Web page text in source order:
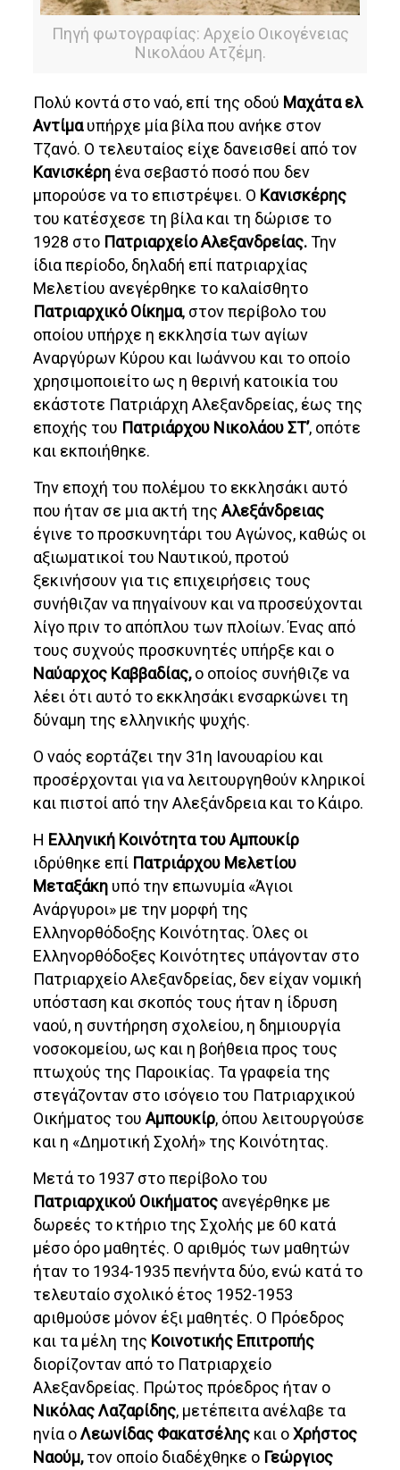
Πηγή φωτογραφίας: Αρχείο Οικογένειας
Νικολάου Ατζέμη.
Πολύ κοντά στο ναό, επί της οδού Μαχάτα ελ
Αντίμαυπήρχε μία βίλα που ανήκε στον
Τζανό. Ο τελευταίος είχε δανεισθεί από τον
Κανισκέρη ένα σεβαστό ποσό που δεν
μπορούσε να το επιστρέψει. Ο Κανισκέρης
του κατέσχεσε τη βίλα και τη δώρισε το
1928 στο Πατριαρχείο Αλεξανδρείας.Την
ίδια περίοδο, δηλαδή επί πατριαρχίας
Μελετίου ανεγέρθηκε το καλαίσθητο
Πατριαρχικό Οίκημα, στον περίβολο του
οποίου υπήρχε η εκκλησία των αγίων
Αναργύρων Κύρου και Ιωάννου και το οποίο
χρησιμοποιείτο ως η θερινή κατοικία του
εκάστοτε Πατριάρχη Αλεξανδρείας, έως της
εποχής του Πατριάρχου Νικολάου ΣΤ’, οπότε
και εκποιήθηκε.
Την εποχή του πολέμου το εκκλησάκι αυτό
που ήταν σε μια ακτή τηςΑλεξάνδρειας
έγινε το προσκυνητάρι του Αγώνος, καθώς οι
αξιωματικοί του Ναυτικού, προτού
ξεκινήσουν για τις επιχειρήσεις τους
συνήθιζαν να πηγαίνουν και να προσεύχονται
λίγο πριν το απόπλου των πλοίων. Ένας από
τους συχνούς προσκυνητές υπήρξε και ο
Ναύαρχος Καββαδίας,ο οποίος συνήθιζε να
λέει ότι αυτό το εκκλησάκι ενσαρκώνει τη
δύναμη της ελληνικής ψυχής.
Ο ναός εορτάζει την 31η Ιανουαρίου και
προσέρχονται για να λειτουργηθούν κληρικοί
και πιστοί από την Αλεξάνδρεια και το Κάιρο.
Η Ελληνική Κοινότητα του Αμπουκίρ
ιδρύθηκε επί Πατριάρχου Μελετίου
Μεταξάκη υπό την επωνυμία «Άγιοι
Ανάργυροι» με την μορφή της
Ελληνορθόδοξης Κοινότητας. Όλες οι
Ελληνορθόδοξες Κοινότητες υπάγονταν στο
Πατριαρχείο Αλεξανδρείας, δεν είχαν νομική
υπόσταση και σκοπός τους ήταν η ίδρυση
ναού, η συντήρηση σχολείου, η δημιουργία
νοσοκομείου, ως και η βοήθεια προς τους
πτωχούς της Παροικίας. Τα γραφεία της
στεγάζονταν στο ισόγειο του Πατριαρχικού
Οικήματος τουΑμπουκίρ, όπου λειτουργούσε
και η «Δημοτική Σχολή» της Κοινότητας.
Μετά το 1937 στο περίβολο του
Πατριαρχικού Οικήματος ανεγέρθηκε με
δωρεές το κτήριο της Σχολής με 60 κατά
μέσο όρο μαθητές. Ο αριθμός των μαθητών
ήταν το 1934-1935 πενήντα δύο, ενώ κατά το
τελευταίο σχολικό έτος 1952-1953
αριθμούσε μόνον έξι μαθητές. Ο Πρόεδρος
και τα μέλη της Κοινοτικής Επιτροπής
διορίζονταν από το Πατριαρχείο
Αλεξανδρείας. Πρώτος πρόεδρος ήταν ο
Νικόλας Λαζαρίδης, μετέπειτα ανέλαβε τα
ηνία οΛεωνίδας Φακατσέλης και οΧρήστος
Ναούμ,τον οποίο διαδέχθηκε ο Γεώργιος